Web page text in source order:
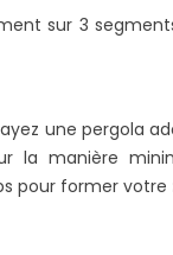
sur 3
une pergola
la manière
pour former votre